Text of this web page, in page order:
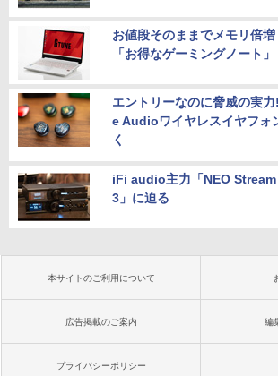
お値段そのままでメモリ倍
「お得なゲーミングノート」
エントリーなのに脅威の実
e Audioワイヤレスイヤフォ
く
iFi audio主力「NEO Stream
3」に迫る
本サイトのご利用について
広告掲載のご案内 編
プライバシーポリシー